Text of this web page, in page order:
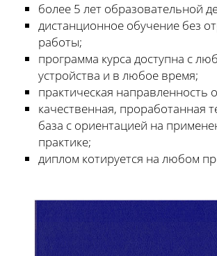
более 5 лет образовательной
дистанционное обучение без
работы;
программа курса доступна с
устройства и в любое время;
практическая направленность
качественная, проработанная
база с ориентацией на
практике;
диплом котируется на любом